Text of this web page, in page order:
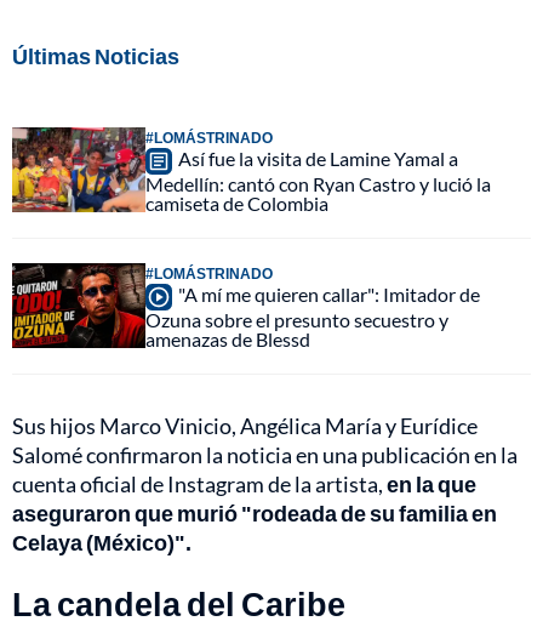
Últimas Noticias
#LOMÁSTRINADO
Así fue la visita de Lamine Yamal a
Medellín: cantó con Ryan Castro y lució la
camiseta de Colombia
#LOMÁSTRINADO
"A mí me quieren callar": Imitador de
Ozuna sobre el presunto secuestro y
amenazas de Blessd
Sus hijos Marco Vinicio, Angélica María y Eurídice
Salomé confirmaron la noticia en una publicación en la
cuenta oficial de Instagram de la artista,en la que
aseguraron que murió "rodeada de su familia en
Celaya (México)".
La candela del Caribe